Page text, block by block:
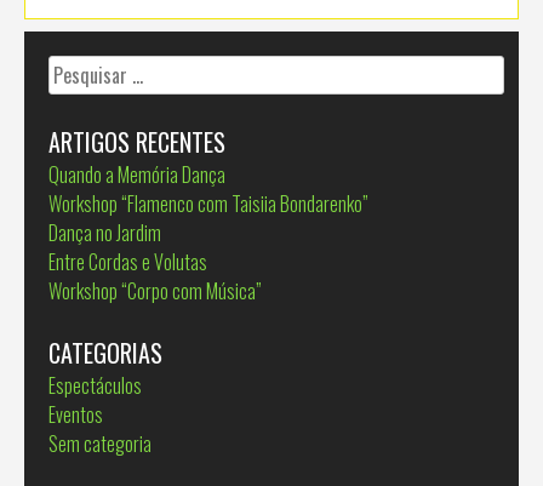
Pesquisar
por:
ARTIGOS RECENTES
Quando a Memória Dança
Workshop “Flamenco com Taisiia Bondarenko”
Dança no Jardim
Entre Cordas e Volutas
Workshop “Corpo com Música”
CATEGORIAS
Espectáculos
Eventos
Sem categoria